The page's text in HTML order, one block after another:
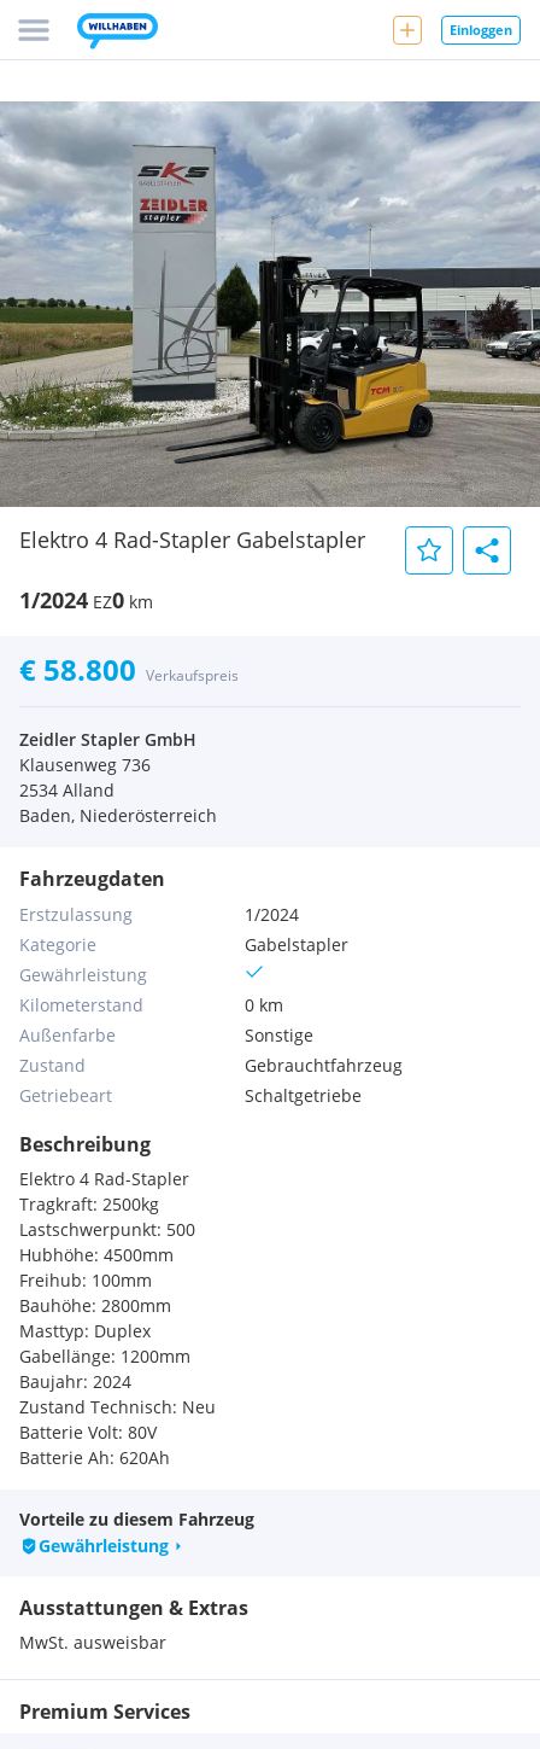
Einloggen
Elektro 4 Rad-Stapler Gabelstapler
1/2024 EZ0 km
€ 58.800 Verkaufspreis
Zeidler Stapler GmbH
Klausenweg 736
2534 Alland
Baden, Niederösterreich
Fahrzeugdaten
Erstzulassung
1/2024
Kategorie
Gabelstapler
Gewährleistung
Kilometerstand
0 km
Außenfarbe
Sonstige
Zustand
Gebrauchtfahrzeug
Getriebeart
Schaltgetriebe
Beschreibung
Elektro 4 Rad-Stapler
Tragkraft: 2500kg
Lastschwerpunkt: 500
Hubhöhe: 4500mm
Freihub: 100mm
Bauhöhe: 2800mm
Masttyp: Duplex
Gabellänge: 1200mm
Baujahr: 2024
Zustand Technisch: Neu
Batterie Volt: 80V
Batterie Ah: 620Ah
Extras:
Lastschutzgitter
Seitenschieber
3. Ventil
4. Ventil
Arbeitsscheinwerfer vorn
Heizung
Vorteile zu diesem Fahrzeug
Gewährleistung
Ausstattungen & Extras
MwSt. ausweisbar
Premium Services